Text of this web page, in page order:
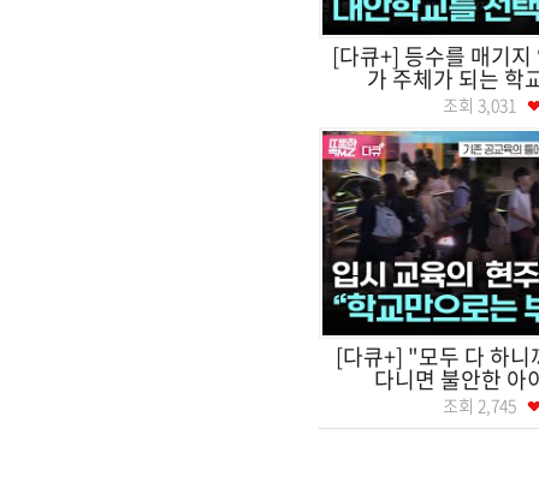
[다큐+] 등수를 매기지
가 주체가 되는 학
조회 3,031
[다큐+] "모두 다 하
다니면 불안한 아
조회 2,745